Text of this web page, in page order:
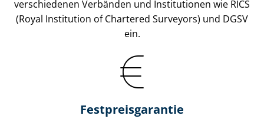
verschiedenen Verbänden und Institutionen wie RICS
(Royal Institution of Chartered Surveyors) und DGSV
ein.
Festpreis​garantie